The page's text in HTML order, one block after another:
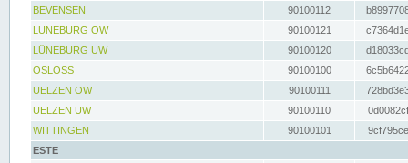
BEVENSEN
90100112
LÜNEBURG OW
90100121
LÜNEBURG UW
90100120
OSLOSS
90100100
UELZEN OW
90100111
UELZEN UW
90100110
WITTINGEN
90100101
ESTE